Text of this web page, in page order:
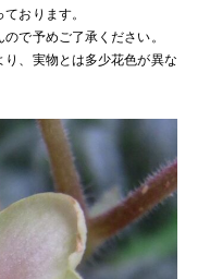
ております。
で予めご了承ください。
、実物とは多少花色が異な